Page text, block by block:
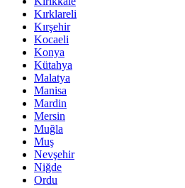
Kırklareli
Kırşehir
Kocaeli
Konya
Kütahya
Malatya
Manisa
Mardin
Mersin
Muğla
Muş
Nevşehir
Niğde
Ordu